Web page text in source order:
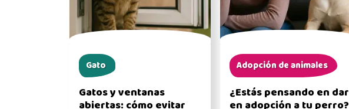
Gato
Gatos y ventanas
Adopción de animales
¿Estás pensando en dar